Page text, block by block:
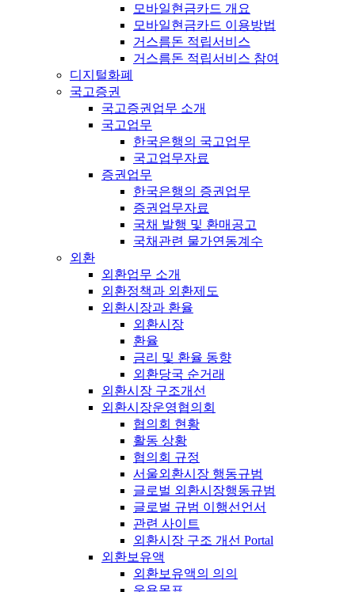
모바일현금카드 개요
모바일현금카드 이용방법
거스름돈 적립서비스
거스름돈 적립서비스 참여
디지털화폐
국고증권
국고증권업무 소개
국고업무
한국은행의 국고업무
국고업무자료
증권업무
한국은행의 증권업무
증권업무자료
국채 발행 및 환매공고
국채관련 물가연동계수
외환
외환업무 소개
외환정책과 외환제도
외환시장과 환율
외환시장
환율
금리 및 환율 동향
외환당국 순거래
외환시장 구조개선
외환시장운영협의회
협의회 현황
활동 상황
협의회 규정
서울외환시장 행동규범
글로벌 외환시장행동규범
글로벌 규범 이행선언서
관련 사이트
외환시장 구조 개선 Portal
외환보유액
외환보유액의 의의